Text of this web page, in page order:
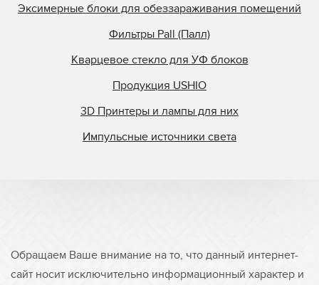
Эксимерные блоки для обеззараживания помещений
Фильтры Pall (Палл)
Кварцевое стекло для УФ блоков
Продукция USHIO
3D Принтеры и лампы для них
Импульсные источники света
Обращаем Ваше внимание на то, что данный интернет-
сайт носит исключительно информационный характер и